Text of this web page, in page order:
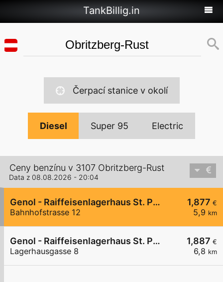
TankBillig.in
Čerpací stanice v okolí
Diesel Super 95 Electric
Ceny benzínu v 3107 Obritzberg-Rust
Data z 08.08.2026 - 20:04
1,877 €
5,9 km
Genol - Raiffeisenlagerhaus St. Pölten
Bahnhofstrasse 12
1,887 €
6,8 km
Genol - Raiffeisenlagerhaus St. Pölten
Lagerhausgasse 8